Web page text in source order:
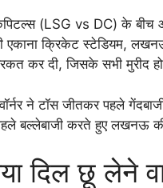
(LSG vs DC) के बीच
एकाना क्रिकेट स्टेडियम,
कर दी, जिसके सभी मुरीद
ने टॉस जीतकर पहले
बल्लेबाजी करते हुए
दिल छू लेने